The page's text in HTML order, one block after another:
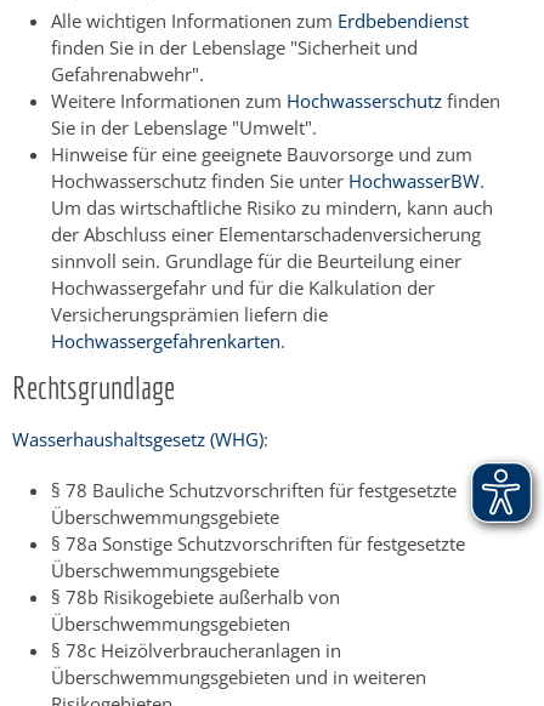
Alle wichtigen Informationen zum Erdbebendienst
finden Sie in der Lebenslage "Sicherheit und
Gefahrenabwehr".
Weitere Informationen zum Hochwasserschutz finden
Sie in der Lebenslage "Umwelt".
Hinweise für eine geeignete Bauvorsorge und zum
Hochwasserschutz finden Sie unter HochwasserBW.
Um das wirtschaftliche Risiko zu mindern, kann auch
der Abschluss einer Elementarschadenversicherung
sinnvoll sein. Grundlage für die Beurteilung einer
Hochwassergefahr und für die Kalkulation der
Versicherungsprämien liefern die
Hochwassergefahrenkarten.
Rechtsgrundlage
Wasserhaushaltsgesetz (WHG):
§ 78 Bauliche Schutzvorschriften für festgesetzte
Überschwemmungsgebiete
§ 78a Sonstige Schutzvorschriften für festgesetzte
Überschwemmungsgebiete
§ 78b Risikogebiete außerhalb von
Überschwemmungsgebieten
§ 78c Heizölverbraucheranlagen in
Überschwemmungsgebieten und in weiteren